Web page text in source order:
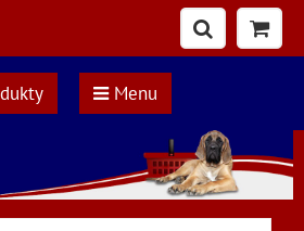
Menu